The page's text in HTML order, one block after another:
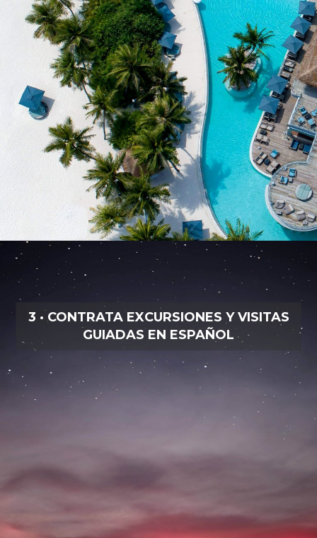
3 · CONTRATA EXCURSIONES Y VISITAS
GUIADAS EN ESPAÑOL